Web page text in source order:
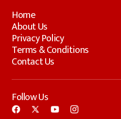
Home
About Us
Privacy Policy
Terms & Conditions
Contact Us
Follow Us